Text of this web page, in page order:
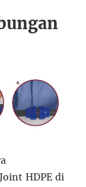
HDPE di